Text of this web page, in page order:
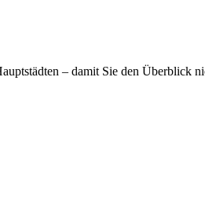
– damit Sie den Überblick